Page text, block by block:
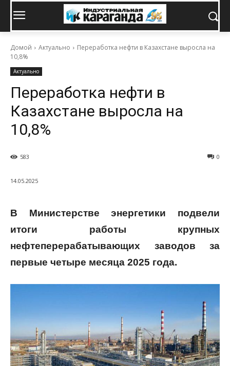
Домой Актуально
Переработка нефти в Казахстане выросла на
10,8%
Актуально
Переработка нефти в
Казахстане выросла на
10,8%
0
583
14.05.2025
В Министерстве энергетики подвели
итоги работы крупных
нефтеперерабатывающих заводов за
первые четыре месяца 2025 года.